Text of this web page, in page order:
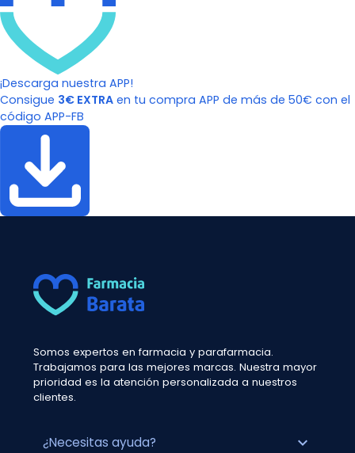
¡Descarga nuestra APP!
Consigue 3€ EXTRA en tu compra APP de más de 50€ con el
código APP-FB
Somos expertos en farmacia y parafarmacia.
Trabajamos para las mejores marcas. Nuestra mayor
prioridad es la atención personalizada a nuestros
clientes.
¿Necesitas ayuda? expand_more